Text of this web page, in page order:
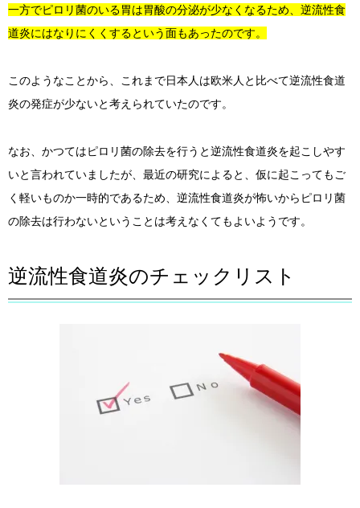
一方でピロリ菌のいる胃は胃酸の分泌が少なくなるため、逆流性食
道炎にはなりにくくするという面もあったのです。
このようなことから、これまで日本人は欧米人と比べて逆流性食道
炎の発症が少ないと考えられていたのです。
なお、かつてはピロリ菌の除去を行うと逆流性食道炎を起こしやす
いと言われていましたが、最近の研究によると、仮に起こってもご
く軽いものか一時的であるため、逆流性食道炎が怖いからピロリ菌
の除去は行わないということは考えなくてもよいようです。
逆流性食道炎のチェックリスト